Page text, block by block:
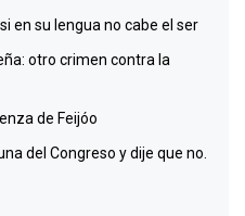
en su lengua no cabe el ser
otro crimen contra la
de Feijóo
del Congreso y dije que no.